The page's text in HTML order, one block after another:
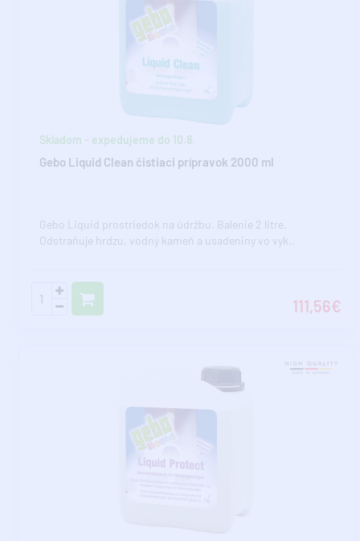
Skladom - expedujeme do 10.8.
Gebo Liquid Clean čistiaci prípravok 2000 ml
Gebo Liquid prostriedok na údržbu. Balenie 2 litre.
Odstraňuje hrdzu, vodný kameň a usadeniny vo vyk..
111,56€